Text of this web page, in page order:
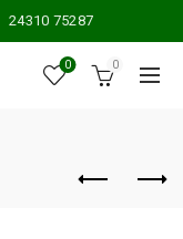
24310 75287
0 0